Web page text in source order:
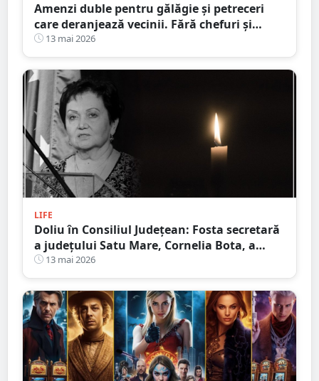
Amenzi duble pentru gălăgie și petreceri
care deranjează vecinii. Fără chefuri și
party-uri în curtea blocurilor
13 mai 2026
LIFE
Doliu în Consiliul Județean: Fosta secretară
a județului Satu Mare, Cornelia Bota, a
încetat din viață
13 mai 2026